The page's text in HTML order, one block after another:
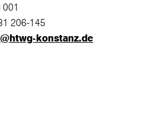
001
206-145
konstanz.de